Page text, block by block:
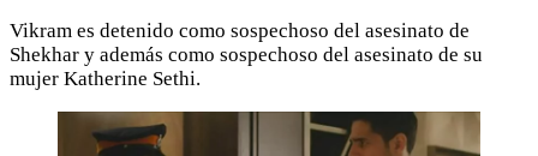
Vikram es detenido como sospechoso del asesinato de
Shekhar y además como sospechoso del asesinato de su
mujer Katherine Sethi.